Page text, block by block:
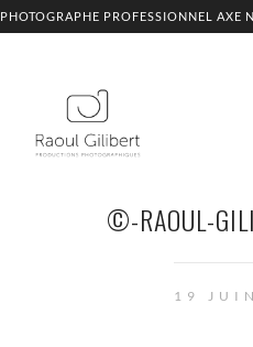
PHOTOGRAPHE PROFESSIONNEL AXE
©-RAOUL-
19